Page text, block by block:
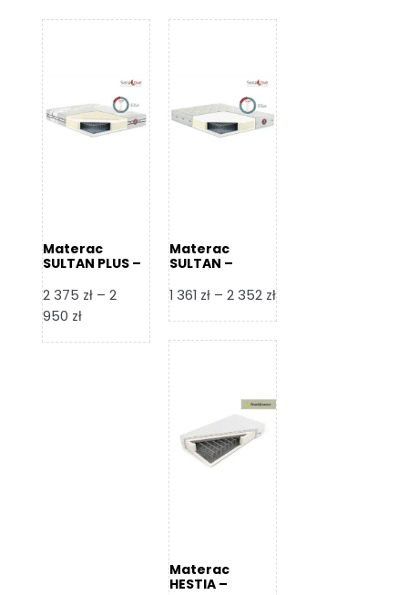
119 zł
Materac
SULTAN PLUS –
2 375 zł – 2
950 złZakres
Materac
SULTAN –
1 361 zł – 2 352 złZakres
cen:
od
1
361 zł
do
2
352 zł
Materac
HESTIA –